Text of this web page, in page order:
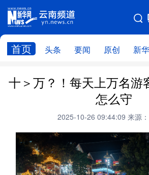
首页 头条 要闻 原创 新
网站地图
头条 云南要闻
政务
云南省领导报道集
州市
十＞万？！每天上万名游
怎么守
2025-10-26 09:44:09 来源